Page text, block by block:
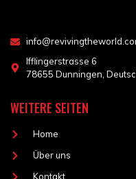
Ifflingerstrasse 6
78655 Dunningen,
WEITERE SEITEN
Home
Über uns
Kontakt